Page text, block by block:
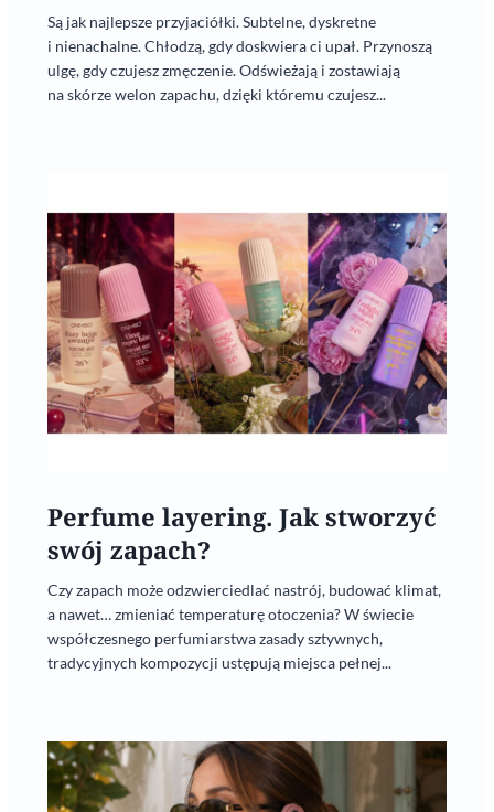
Są jak najlepsze przyjaciółki. Subtelne, dyskretne
i nienachalne. Chłodzą, gdy doskwiera ci upał. Przynoszą
ulgę, gdy czujesz zmęczenie. Odświeżają i zostawiają
na skórze welon zapachu, dzięki któremu czujesz...
Perfume layering. Jak stworzyć
swój zapach?
Czy zapach może odzwierciedlać nastrój, budować klimat,
a nawet… zmieniać temperaturę otoczenia? W świecie
współczesnego perfumiarstwa zasady sztywnych,
tradycyjnych kompozycji ustępują miejsca pełnej...